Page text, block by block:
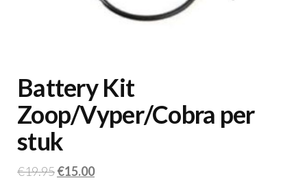
Battery Kit
Zoop/Vyper/Cobra per
stuk
€19.95Oorspronkelijke
€15.00Huidige